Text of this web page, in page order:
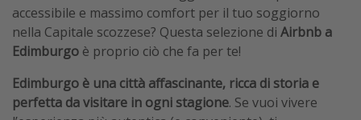
accessibile e massimo comfort per il tuo soggiorno
nella Capitale scozzese? Questa selezione di Airbnb a
Edimburgo è proprio ciò che fa per te!
Edimburgo è una città affascinante, ricca di storia e
perfetta da visitare in ogni stagione. Se vuoi vivere